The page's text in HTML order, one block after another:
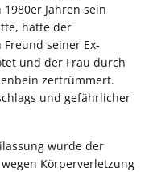
Jahren sein
hatte der
seiner Ex-
und der Frau durch
zertrümmert.
und gefährlicher
wurde der
Körperverletzung